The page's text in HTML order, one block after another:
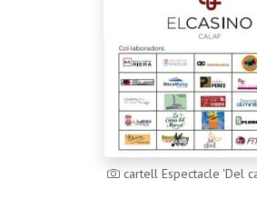
cartell Espectacle 'Del